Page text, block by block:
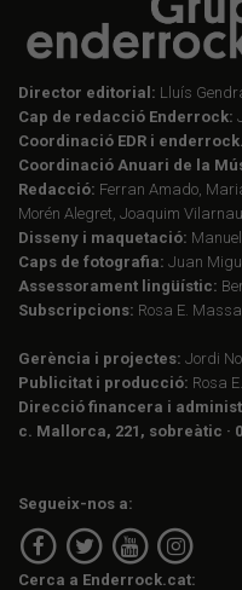
Director editorial: Lluís
Cap de redacció Enderrock:
Coordinació EDR i
Coordinació Anuari de la
Redacció: Ferran Amado,
Morén Alegret, Joaquim
Disseny i maquetació:
Caps de fotografia: Juan
Assessorament lingüístic:
Subscripcions: Rosa E.
Gerència i projectes: Jordi
Publicitat i producció: Rosa
Direcció financera i
c. Mallorca, 221, sobreàtic ·
Segueix-nos a:
Cerca a Enderrock.cat: